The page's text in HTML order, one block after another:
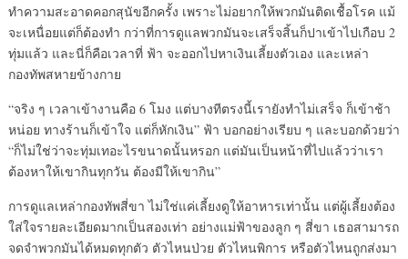
ทำความสะอาดคอกสุนัขอีกครั้ง เพราะไม่อยากให้พวกมันติดเชื้อโรค แม้
จะเหนื่อยแต่ก็ต้องทำ กว่าที่การดูแลพวกมันจะเสร็จสิ้นก็ปาเข้าไปเกือบ 2
ทุ่มแล้ว และนี่ก็คือเวลาที่ ฟ้า จะออกไปหาเงินเลี้ยงตัวเอง และเหล่า
กองทัพสหายข้างกาย
“จริง ๆ เวลาเข้างานคือ 6 โมง แต่บางทีตรงนี้เรายังทำไม่เสร็จ ก็เข้าช้า
หน่อย ทางร้านก็เข้าใจ แต่ก็หักเงิน” ฟ้า บอกอย่างเรียบ ๆ และบอกด้วยว่า
“ก็ไม่ใช่ว่าจะทุ่มเทอะไรขนาดนั้นหรอก แต่มันเป็นหน้าที่ไปแล้วว่าเรา
ต้องหาให้เขากินทุกวัน ต้องมีให้เขากิน”
การดูแลเหล่ากองทัพสี่ขา ไม่ใช่แค่เลี้ยงดูให้อาหารเท่านั้น แต่ผู้เลี้ยงต้อง
ใส่ใจรายละเอียดมากเป็นสองเท่า อย่างแม่ฟ้าของลูก ๆ สี่ขา เธอสามารถ
จดจำพวกมันได้หมดทุกตัว ตัวไหนป่วย ตัวไหนพิการ หรือตัวไหนถูกส่งมา